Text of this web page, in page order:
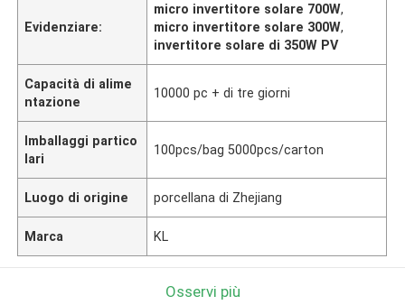
Evidenziare:
micro invertitore solare 700W,
micro invertitore solare 300W,
invertitore solare di 350W PV
Capacità di alime
ntazione
10000 pc + di tre giorni
Imballaggi partico
lari
100pcs/bag 5000pcs/carton
Luogo di origine porcellana di Zhejiang
Marca KL
Osservi più